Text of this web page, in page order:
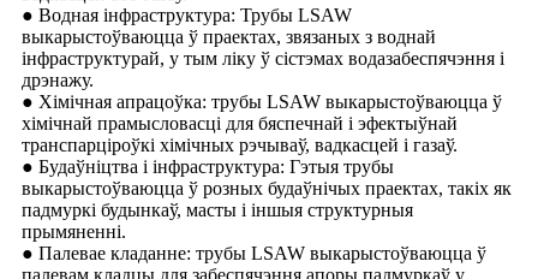
● Водная інфраструктура: Трубы LSAW
выкарыстоўваюцца ў праектах, звязаных з воднай
інфраструктурай, у тым ліку ў сістэмах водазабеспячэння і
дрэнажу.
● Хімічная апрацоўка: трубы LSAW выкарыстоўваюцца ў
хімічнай прамысловасці для бяспечнай і эфектыўнай
транспарціроўкі хімічных рэчываў, вадкасцей і газаў.
● Будаўніцтва і інфраструктура: Гэтыя трубы
выкарыстоўваюцца ў розных будаўнічых праектах, такіх як
падмуркі будынкаў, масты і іншыя структурныя
прымяненні.
● Палевае кладанне: трубы LSAW выкарыстоўваюцца ў